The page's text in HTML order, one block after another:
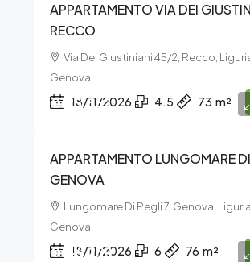
APPARTAMENTO VIA DEI
RECCO
Via Dei Giustiniani 45/2, Recco,
Genova
18/11/2026 4.5 73 m²
€125.862
APPARTAMENTO LUNGOMARE
GENOVA
Lungomare Di Pegli 7, Genova, Liguria,
Genova
18/11/2026 6 76 m²
€146.250